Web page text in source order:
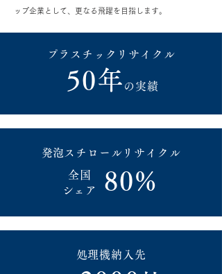
ップ企業として、更なる飛躍を目指します。
プラスチックリサイクル
の実績
50年
​発泡スチロールリサイクル
全国
​シェア
80%
処理機納入先